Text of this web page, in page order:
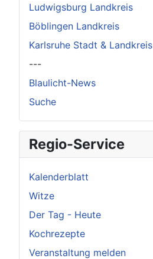
Ludwigsburg Landkreis
Böblingen Landkreis
Karlsruhe Stadt & Landkreis
---
Blaulicht-News
Suche
Regio-Service
Kalenderblatt
Witze
Der Tag - Heute
Kochrezepte
Veranstaltung melden